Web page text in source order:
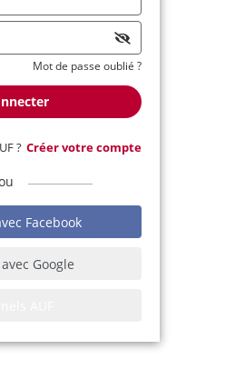
Facebook
Google
Mot de passe oublié ?
? Créer votre compte